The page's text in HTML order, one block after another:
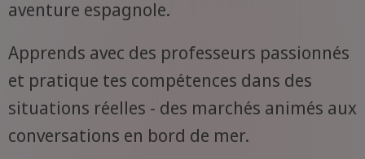
aventure espagnole.
Apprends avec des professeurs passionnés
et pratique tes compétences dans des
situations réelles - des marchés animés aux
conversations en bord de mer.